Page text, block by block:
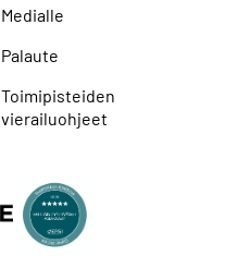
Medialle
Palaute
Toimipisteiden
vierailuohjeet